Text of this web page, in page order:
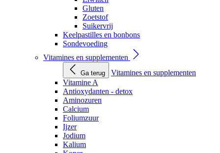
Gluten
Zoetstof
Suikervrij
Keelpastilles en bonbons
Sondevoeding
Vitamines en supplementen
Ga terug
Vitamines en supplementen
Vitamine A
Antioxydanten - detox
Aminozuren
Calcium
Foliumzuur
Ijzer
Jodium
Kalium